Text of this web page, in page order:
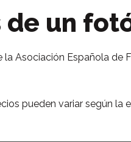
de un
la Asociación Española
pueden variar según